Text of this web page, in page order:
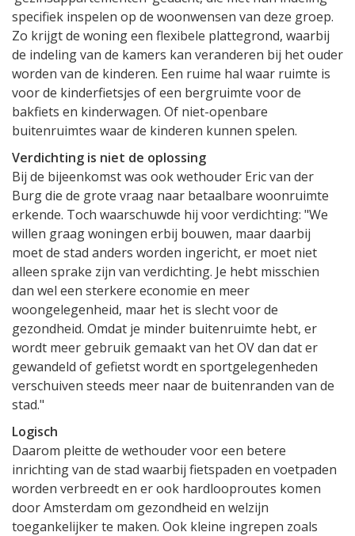
specifiek inspelen op de woonwensen van deze groep.
Zo krijgt de woning een flexibele plattegrond, waarbij
de indeling van de kamers kan veranderen bij het ouder
worden van de kinderen. Een ruime hal waar ruimte is
voor de kinderfietsjes of een bergruimte voor de
bakfiets en kinderwagen. Of niet-openbare
buitenruimtes waar de kinderen kunnen spelen.
Verdichting is niet de oplossing
Bij de bijeenkomst was ook wethouder Eric van der
Burg die de grote vraag naar betaalbare woonruimte
erkende. Toch waarschuwde hij voor verdichting: "We
willen graag woningen erbij bouwen, maar daarbij
moet de stad anders worden ingericht, er moet niet
alleen sprake zijn van verdichting. Je hebt misschien
dan wel een sterkere economie en meer
woongelegenheid, maar het is slecht voor de
gezondheid. Omdat je minder buitenruimte hebt, er
wordt meer gebruik gemaakt van het OV dan dat er
gewandeld of gefietst wordt en sportgelegenheden
verschuiven steeds meer naar de buitenranden van de
stad."
Logisch
Daarom pleitte de wethouder voor een betere
inrichting van de stad waarbij fietspaden en voetpaden
worden verbreedt en er ook hardlooproutes komen
door Amsterdam om gezondheid en welzijn
toegankelijker te maken. Ook kleine ingrepen zoals